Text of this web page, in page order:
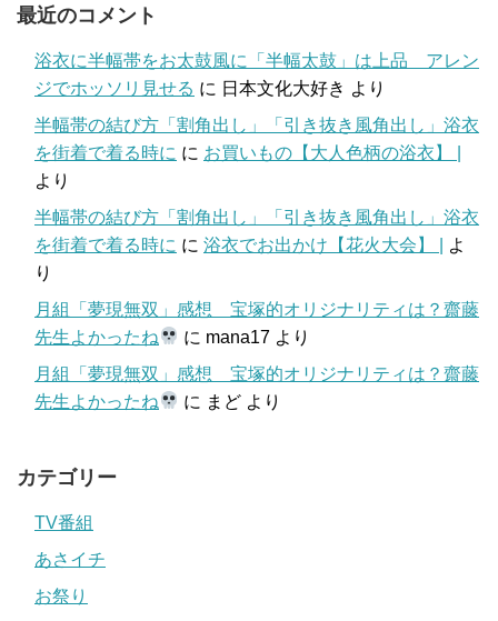
最近のコメント
浴衣に半幅帯をお太鼓風に「半幅太鼓」は上品 アレン
ジでホッソリ見せる に 日本文化大好き より
半幅帯の結び方「割角出し」「引き抜き風角出し」浴衣
を街着で着る時に に お買いもの【大人色柄の浴衣】 |
より
半幅帯の結び方「割角出し」「引き抜き風角出し」浴衣
を街着で着る時に に 浴衣でお出かけ【花火大会】 |
よ
り
月組「夢現無双」感想 宝塚的オリジナリティは？齋藤
先生よかったね
に mana17 より
月組「夢現無双」感想 宝塚的オリジナリティは？齋藤
先生よかったね
に まど より
カテゴリー
TV番組
あさイチ
お祭り